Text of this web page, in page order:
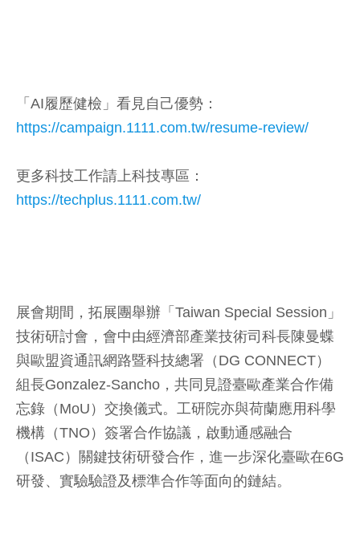
「AI履歷健檢」看見自己優勢：
https://campaign.1111.com.tw/resume-review/
更多科技工作請上科技專區：
https://techplus.1111.com.tw/
展會期間，拓展團舉辦「Taiwan Special Session」
技術研討會，會中由經濟部產業技術司科長陳曼蝶
與歐盟資通訊網路暨科技總署（DG CONNECT）
組長Gonzalez-Sancho，共同見證臺歐產業合作備
忘錄（MoU）交換儀式。工研院亦與荷蘭應用科學
機構（TNO）簽署合作協議，啟動通感融合
（ISAC）關鍵技術研發合作，進一步深化臺歐在6G
研發、實驗驗證及標準合作等面向的鏈結。